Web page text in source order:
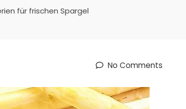
für frischen Spargel
No Comments